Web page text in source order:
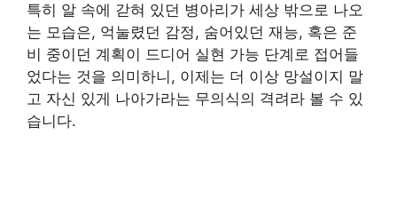
특히 알 속에 갇혀 있던 병아리가 세상 밖으로 나오
는 모습은, 억눌렸던 감정, 숨어있던 재능, 혹은 준
비 중이던 계획이 드디어 실현 가능 단계로 접어들
었다는 것을 의미하니, 이제는 더 이상 망설이지 말
고 자신 있게 나아가라는 무의식의 격려라 볼 수 있
습니다.